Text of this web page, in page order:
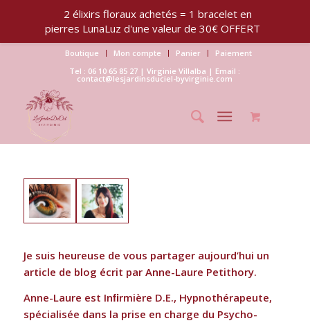
Boutique Mon compte Panier
Paiement
Tel : 06 10 65 85 27 | Virginie Villalba | Email :
contact@lesjardinsduciel-byvirginie.com
Je suis heureuse de vous partager aujourd’hui un
article de blog écrit par Anne-Laure Petithory.
Anne-Laure est Inﬁrmière D.E., Hypnothérapeute,
spécialisée dans la prise en charge du Psycho-
2 élixirs floraux achetés = 1 bracelet en
pierres LunaLuz d'une valeur de 30€ OFFERT